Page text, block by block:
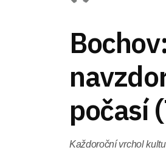
počasí
Každoroční vrchol